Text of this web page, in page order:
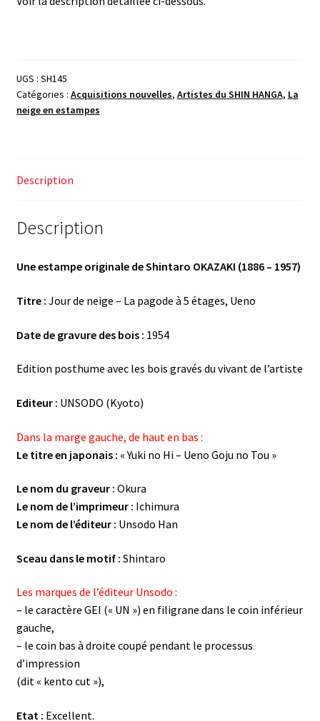
UGS : SH145
Catégories : Acquisitions nouvelles, Artistes du SHIN HANGA, La
neige en estampes
Description
Description
Une estampe originale de Shintaro OKAZAKI (1886 – 1957)
Titre : Jour de neige – La pagode à 5 étages, Ueno
Date de gravure des bois : 1954
Edition posthume avec les bois gravés du vivant de l’artiste
Editeur : UNSODO (Kyoto)
Dans la marge gauche, de haut en bas :
Le titre en japonais : « Yuki no Hi – Ueno Goju no Tou »
Le nom du graveur : Okura
Le nom de l’imprimeur : Ichimura
Le nom de l’éditeur : Unsodo Han
Sceau dans le motif : Shintaro
Les marques de l’éditeur Unsodo :
– le caractère GEI (« UN ») en filigrane dans le coin inférieur
gauche,
– le coin bas à droite coupé pendant le processus
d’impression
(dit « kento cut »),
Etat : Excellent.